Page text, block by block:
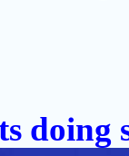
doing